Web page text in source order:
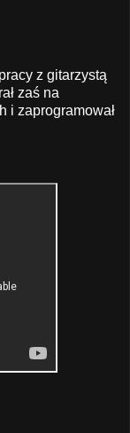
z gitarzystą
zaś na
i zaprogramował